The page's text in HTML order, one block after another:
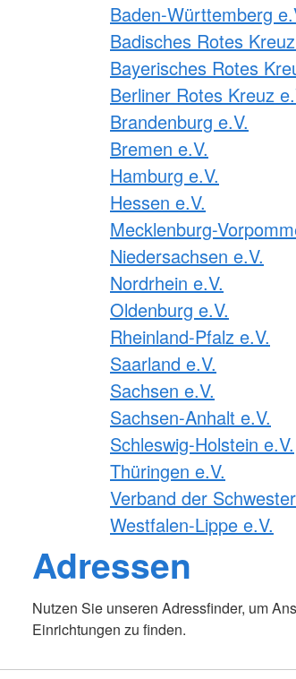
Baden-Württemberg
Badisches Rotes
Bayerisches Rotes
Berliner Rotes Kreuz
Brandenburg e.V.
Bremen e.V.
Hamburg e.V.
Hessen e.V.
Mecklenburg-
Niedersachsen e.V.
Nordrhein e.V.
Oldenburg e.V.
Rheinland-Pfalz e.V.
Saarland e.V.
Sachsen e.V.
Sachsen-Anhalt e.V.
Schleswig-Holstein e.V.
Thüringen e.V.
Verband der
Westfalen-Lippe e.V.
Adressen
Nutzen Sie unseren Adressfinder, um
Einrichtungen zu finden.